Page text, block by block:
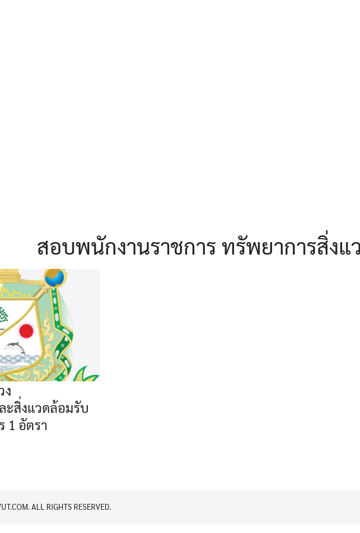
สอบพนักงานราชการ ทรัพยาการสิ่งแ
ง
ะสิ่งแวดล้อมรับ
1 อัตรา
ALL RIGHTS RESERVED.